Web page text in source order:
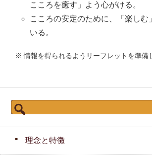
こころを癒す」よう心がける。
こころの安定のために、「楽しむ
いる。
※ 情報を得られるようリーフレットを準備
検
索:
理念と特徴